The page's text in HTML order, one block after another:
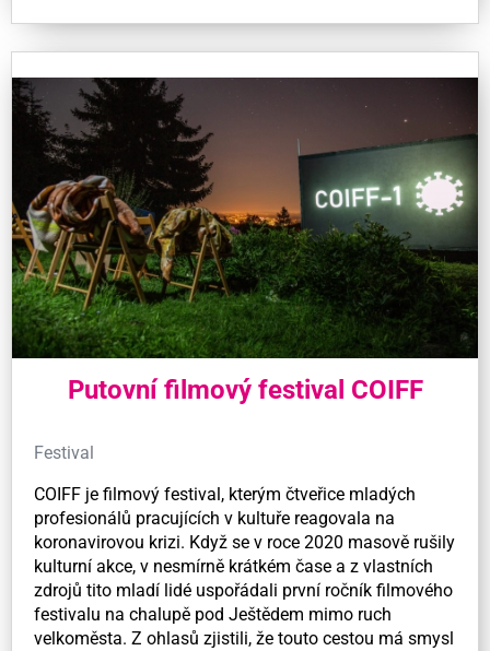
Putovní filmový festival COIFF
Festival
COIFF je filmový festival, kterým čtveřice mladých
profesionálů pracujících v kultuře reagovala na
koronavirovou krizi. Když se v roce 2020 masově rušily
kulturní akce, v nesmírně krátkém čase a z vlastních
zdrojů tito mladí lidé uspořádali první ročník filmového
festivalu na chalupě pod Ještědem mimo ruch
velkoměsta. Z ohlasů zjistili, že touto cestou má smysl